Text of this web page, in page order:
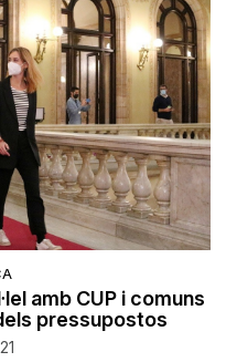
amb CUP i comuns
pressupostos